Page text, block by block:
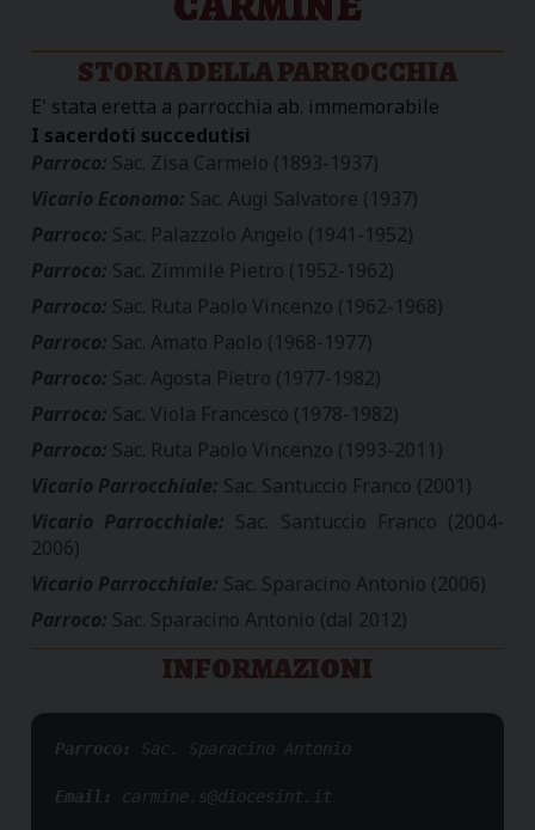
STORIA DELLA PARROCCHIA
E' stata eretta a parrocchia ab. immemorabile
I sacerdoti succedutisi
Parroco: Sac. Zisa Carmelo (1893-1937)
Vicario Economo: Sac. Augi Salvatore (1937)
Parroco: Sac. Palazzolo Angelo (1941-1952)
Parroco: Sac. Zimmile Pietro (1952-1962)
Parroco: Sac. Ruta Paolo Vincenzo (1962-1968)
Parroco: Sac. Amato Paolo (1968-1977)
Parroco: Sac. Agosta Pietro (1977-1982)
Parroco: Sac. Viola Francesco (1978-1982)
Parroco: Sac. Ruta Paolo Vincenzo (1993-2011)
Vicario Parrocchiale: Sac. Santuccio Franco (2001)
Vicario Parrocchiale: Sac. Santuccio Franco (2004-
2006)
Vicario Parrocchiale: Sac. Sparacino Antonio (2006)
Parroco: Sac. Sparacino Antonio (dal 2012)
INFORMAZIONI
Parroco: Sac. Sparacino Antonio
Email: carmine.s@diocesint.it